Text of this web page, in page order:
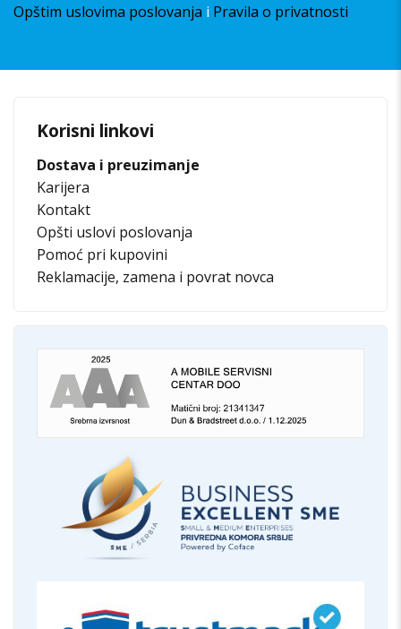
Opštim uslovima poslovanja i Pravila o privatnosti
Korisni linkovi
Dostava i preuzimanje
Karijera
Kontakt
Opšti uslovi poslovanja
Pomoć pri kupovini
Reklamacije, zamena i povrat novca